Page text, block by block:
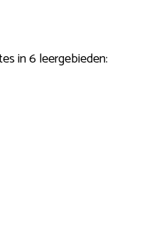
in 6 leergebieden: